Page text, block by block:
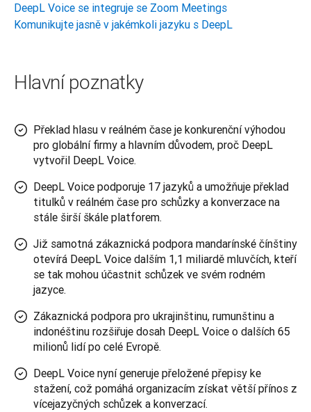
DeepL Voice se integruje se Zoom Meetings
Komunikujte jasně v jakémkoli jazyku s DeepL
Hlavní poznatky
Překlad hlasu v reálném čase je konkurenční výhodou
pro globální firmy a hlavním důvodem, proč DeepL
vytvořil DeepL Voice.
DeepL Voice podporuje 17 jazyků a umožňuje překlad
titulků v reálném čase pro schůzky a konverzace na
stále širší škále platforem.
Již samotná zákaznická podpora mandarínské čínštiny
otevírá DeepL Voice dalším 1,1 miliardě mluvčích, kteří
se tak mohou účastnit schůzek ve svém rodném
jazyce.
Zákaznická podpora pro ukrajinštinu, rumunštinu a
indonéštinu rozšiřuje dosah DeepL Voice o dalších 65
milionů lidí po celé Evropě.
DeepL Voice nyní generuje přeložené přepisy ke
stažení, což pomáhá organizacím získat větší přínos z
vícejazyčných schůzek a konverzací.